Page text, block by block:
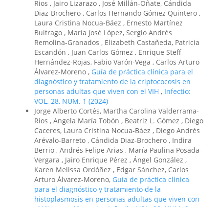
Rios , Jairo Lizarazo , José Millán-Oñate, Cándida
Diaz-Brochero , Carlos Hernando Gómez Quintero ,
Laura Cristina Nocua-Báez , Ernesto Martínez
Buitrago , María José López, Sergio Andrés
Remolina-Granados , Elizabeth Castañeda, Patricia
Escandón , Juan Carlos Gómez , Enrique Steff
Hernández-Rojas, Fabio Varón-Vega , Carlos Arturo
Álvarez-Moreno , Guía de práctica clínica para el
diagnóstico y tratamiento de la criptococosis en
personas adultas que viven con el VIH , Infectio:
VOL. 28, NUM. 1 (2024)
Jorge Alberto Cortés, Martha Carolina Valderrama-
Rios , Angela María Tobón , Beatriz L. Gómez , Diego
Caceres, Laura Cristina Nocua-Báez , Diego Andrés
Arévalo-Barreto , Cándida Diaz-Brochero , Indira
Berrio , Andrés Felipe Arias , María Paulina Posada-
Vergara , Jairo Enrique Pérez , Ángel González ,
Karen Melissa Ordóñez , Edgar Sánchez, Carlos
Arturo Álvarez-Moreno, Guía de práctica clínica
para el diagnóstico y tratamiento de la
histoplasmosis en personas adultas que viven con